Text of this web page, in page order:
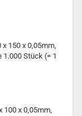
150 x 0,05mm,
Stück (= 1
100 x 0,05mm,